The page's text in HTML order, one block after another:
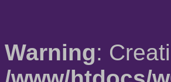
Warning: